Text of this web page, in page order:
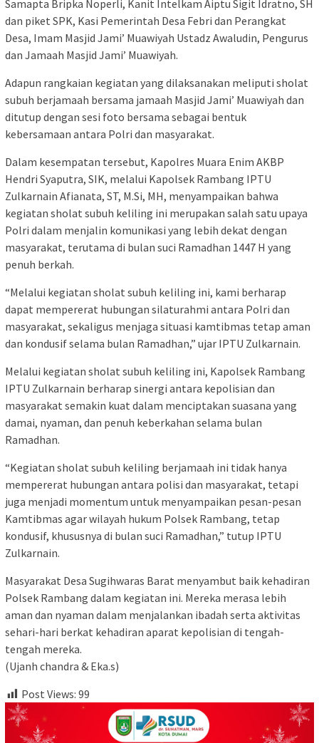
Samapta Bripka Noperli, Kanit Intelkam Aiptu Sigit Idratno, SH
dan piket SPK, Kasi Pemerintah Desa Febri dan Perangkat
Desa, Imam Masjid Jami’ Muawiyah Ustadz Awaludin, Pengurus
dan Jamaah Masjid Jami’ Muawiyah.
Adapun rangkaian kegiatan yang dilaksanakan meliputi sholat
subuh berjamaah bersama jamaah Masjid Jami’ Muawiyah dan
ditutup dengan sesi foto bersama sebagai bentuk
kebersamaan antara Polri dan masyarakat.
Dalam kesempatan tersebut, Kapolres Muara Enim AKBP
Hendri Syaputra, SIK, melalui Kapolsek Rambang IPTU
Zulkarnain Afianata, ST, M.Si, MH, menyampaikan bahwa
kegiatan sholat subuh keliling ini merupakan salah satu upaya
Polri dalam menjalin komunikasi yang lebih dekat dengan
masyarakat, terutama di bulan suci Ramadhan 1447 H yang
penuh berkah.
“Melalui kegiatan sholat subuh keliling ini, kami berharap
dapat mempererat hubungan silaturahmi antara Polri dan
masyarakat, sekaligus menjaga situasi kamtibmas tetap aman
dan kondusif selama bulan Ramadhan,” ujar IPTU Zulkarnain.
Melalui kegiatan sholat subuh keliling ini, Kapolsek Rambang
IPTU Zulkarnain berharap sinergi antara kepolisian dan
masyarakat semakin kuat dalam menciptakan suasana yang
damai, nyaman, dan penuh keberkahan selama bulan
Ramadhan.
“Kegiatan sholat subuh keliling berjamaah ini tidak hanya
mempererat hubungan antara polisi dan masyarakat, tetapi
juga menjadi momentum untuk menyampaikan pesan-pesan
Kamtibmas agar wilayah hukum Polsek Rambang, tetap
kondusif, khususnya di bulan suci Ramadhan,” tutup IPTU
Zulkarnain.
Masyarakat Desa Sugihwaras Barat menyambut baik kehadiran
Polsek Rambang dalam kegiatan ini. Mereka merasa lebih
aman dan nyaman dalam menjalankan ibadah serta aktivitas
sehari-hari berkat kehadiran aparat kepolisian di tengah-
tengah mereka.
(Ujanh chandra & Eka.s)
Post Views: 99